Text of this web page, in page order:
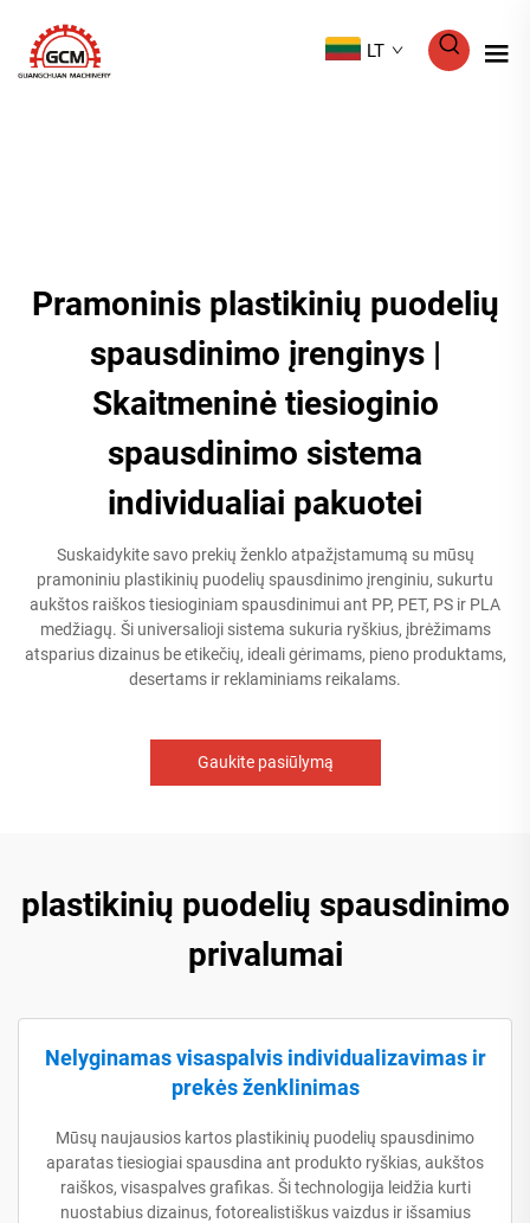
LT
Pramoninis plastikinių puodelių
spausdinimo įrenginys |
Skaitmeninė tiesioginio
spausdinimo sistema
individualiai pakuotei
Suskaidykite savo prekių ženklo atpažįstamumą su mūsų
pramoniniu plastikinių puodelių spausdinimo įrenginiu, sukurtu
aukštos raiškos tiesioginiam spausdinimui ant PP, PET, PS ir PLA
medžiagų. Ši universalioji sistema sukuria ryškius, įbrėžimams
atsparius dizainus be etikečių, ideali gėrimams, pieno produktams,
desertams ir reklaminiams reikalams.
Gaukite pasiūlymą
plastikinių puodelių spausdinimo
privalumai
Nelyginamas visaspalvis individualizavimas ir
prekės ženklinimas
Mūsų naujausios kartos plastikinių puodelių spausdinimo
aparatas tiesiogiai spausdina ant produkto ryškias, aukštos
raiškos, visaspalves grafikas. Ši technologija leidžia kurti
nuostabius dizainus, fotorealistiškus vaizdus ir išsamius